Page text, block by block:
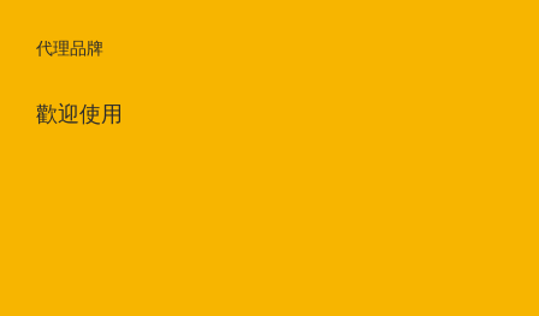
代理品牌
歡迎使用